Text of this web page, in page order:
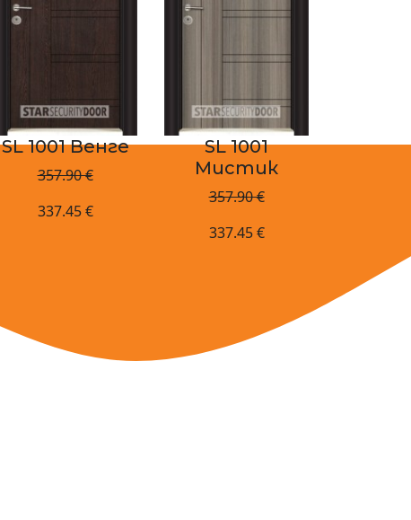
SL 1001 Венге
357.90 €
337.45 €
SL 1001
Мистик
357.90 €
337.45 €